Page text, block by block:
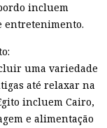
incluem
entretenimento.
uma variedade
até relaxar na
incluem Cairo,
e alimentação